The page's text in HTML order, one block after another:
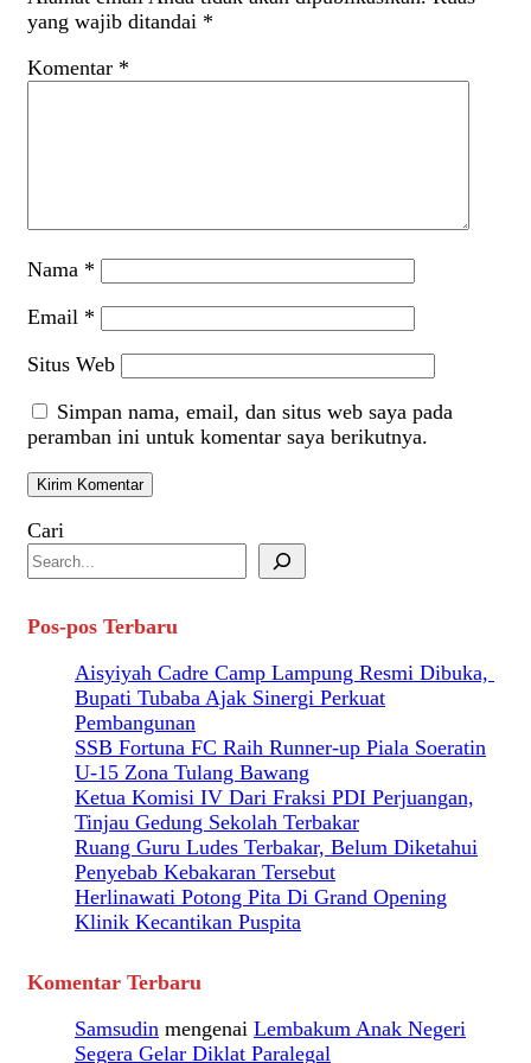
yang wajib ditandai *
Komentar *
Nama *
Email *
Situs Web
Simpan nama, email, dan situs web saya pada
peramban ini untuk komentar saya berikutnya.
Cari
Pos-pos Terbaru
Aisyiyah Cadre Camp Lampung Resmi Dibuka,
Bupati Tubaba Ajak Sinergi Perkuat
Pembangunan
SSB Fortuna FC Raih Runner-up Piala Soeratin
U-15 Zona Tulang Bawang
Ketua Komisi IV Dari Fraksi PDI Perjuangan,
Tinjau Gedung Sekolah Terbakar
Ruang Guru Ludes Terbakar, Belum Diketahui
Penyebab Kebakaran Tersebut
Herlinawati Potong Pita Di Grand Opening
Klinik Kecantikan Puspita
Komentar Terbaru
Samsudin mengenai Lembakum Anak Negeri
Segera Gelar Diklat Paralegal